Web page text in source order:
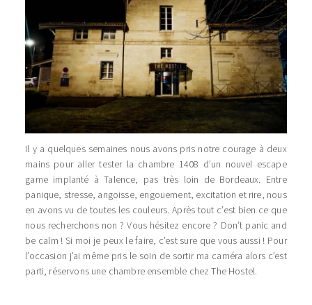
Il y a quelques semaines nous avons pris notre courage à deux
mains pour aller tester la chambre 1408 d’un nouvel escape
game implanté à Talence, pas très loin de Bordeaux. Entre
panique, stresse, angoisse, engouement, excitation et rire, nous
en avons vu de toutes les couleurs. Après tout c’est bien ce que
nous recherchons non ? Vous hésitez encore ? Don’t panic and
be calm ! Si moi je peux le faire, c’est sure que vous aussi ! Pour
l’occasion j’ai même pris le soin de sortir ma caméra alors c’est
parti, réservons une chambre ensemble chez The Hostel.